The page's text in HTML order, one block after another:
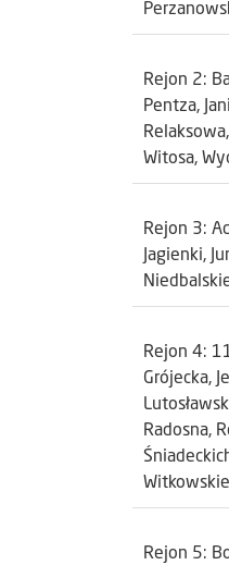
Rejon 2:
Pentza,
Witosa,
Rejon 3:
Jagienki,
Rejon 4:
Grójecka,
Radosna,
Rejon 5: